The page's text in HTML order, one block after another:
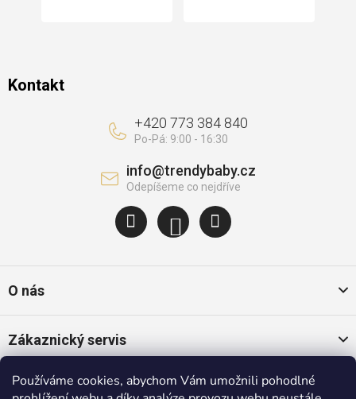
Používáme cookies, abychom Vám umožnili pohodlné
Kontakt
info@trendybaby.cz
+420 773 384 840
O nás
Zákaznický servis
Oblíbené kategorie